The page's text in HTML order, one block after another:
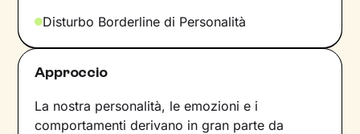
Disturbo Borderline di Personalità
Approccio
La nostra personalità, le emozioni e i
comportamenti derivano in gran parte da